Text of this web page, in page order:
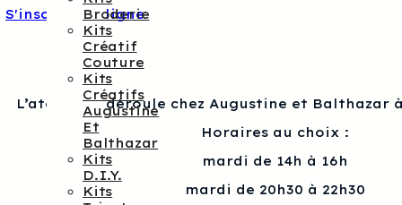
Broderie
Kits
Créatif
Couture
Kits
Créatifs
Augustine
Et
Balthazar
Kits
D.I.Y.
Kits
S'inscrire en ligne
L’atelier se déroule chez Augustine et Balthazar
Horaires au choix :
mardi de 14h à 16h
mardi de 20h30 à 22h30